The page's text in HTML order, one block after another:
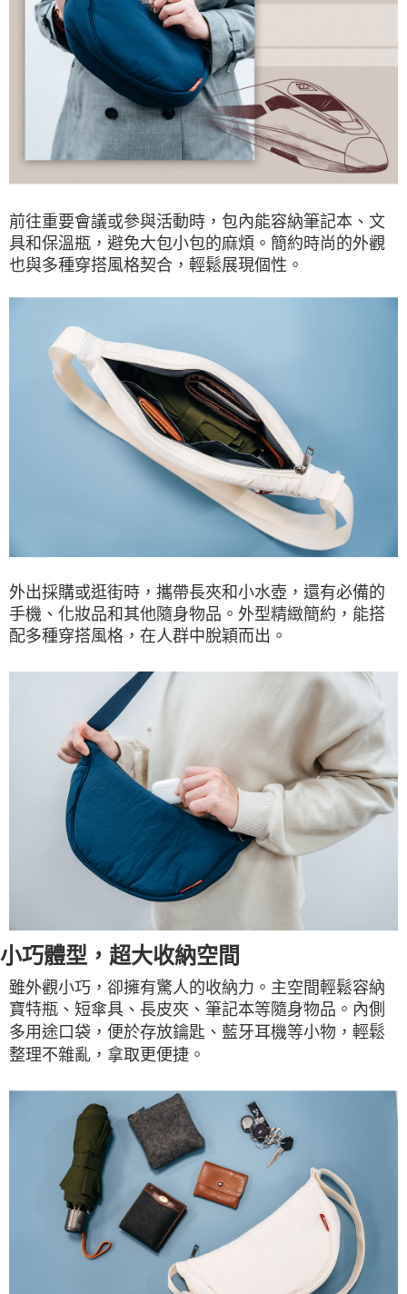
前往重要會議或參與活動時，包內能容納筆記本、文
具和保溫瓶，避免大包小包的麻煩。簡約時尚的外觀
也與多種穿搭風格契合，輕鬆展現個性。
外出採購或逛街時，攜帶長夾和小水壺，還有必備的
手機、化妝品和其他隨身物品。外型精緻簡約，能搭
配多種穿搭風格，在人群中脫穎而出。
小巧體型，超大收納空間
雖外觀小巧，卻擁有驚人的收納力。主空間輕鬆容納
寶特瓶、短傘具、長皮夾、筆記本等隨身物品。內側
多用途口袋，便於存放鑰匙、藍牙耳機等小物，輕鬆
整理不雜亂，拿取更便捷。